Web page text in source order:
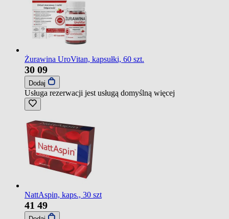
Żurawina UroVitan, kapsułki, 60 szt.
30 09
Dodaj
Usługa rezerwacji jest usługą domyślną więcej
NattAspin, kaps., 30 szt
41 49